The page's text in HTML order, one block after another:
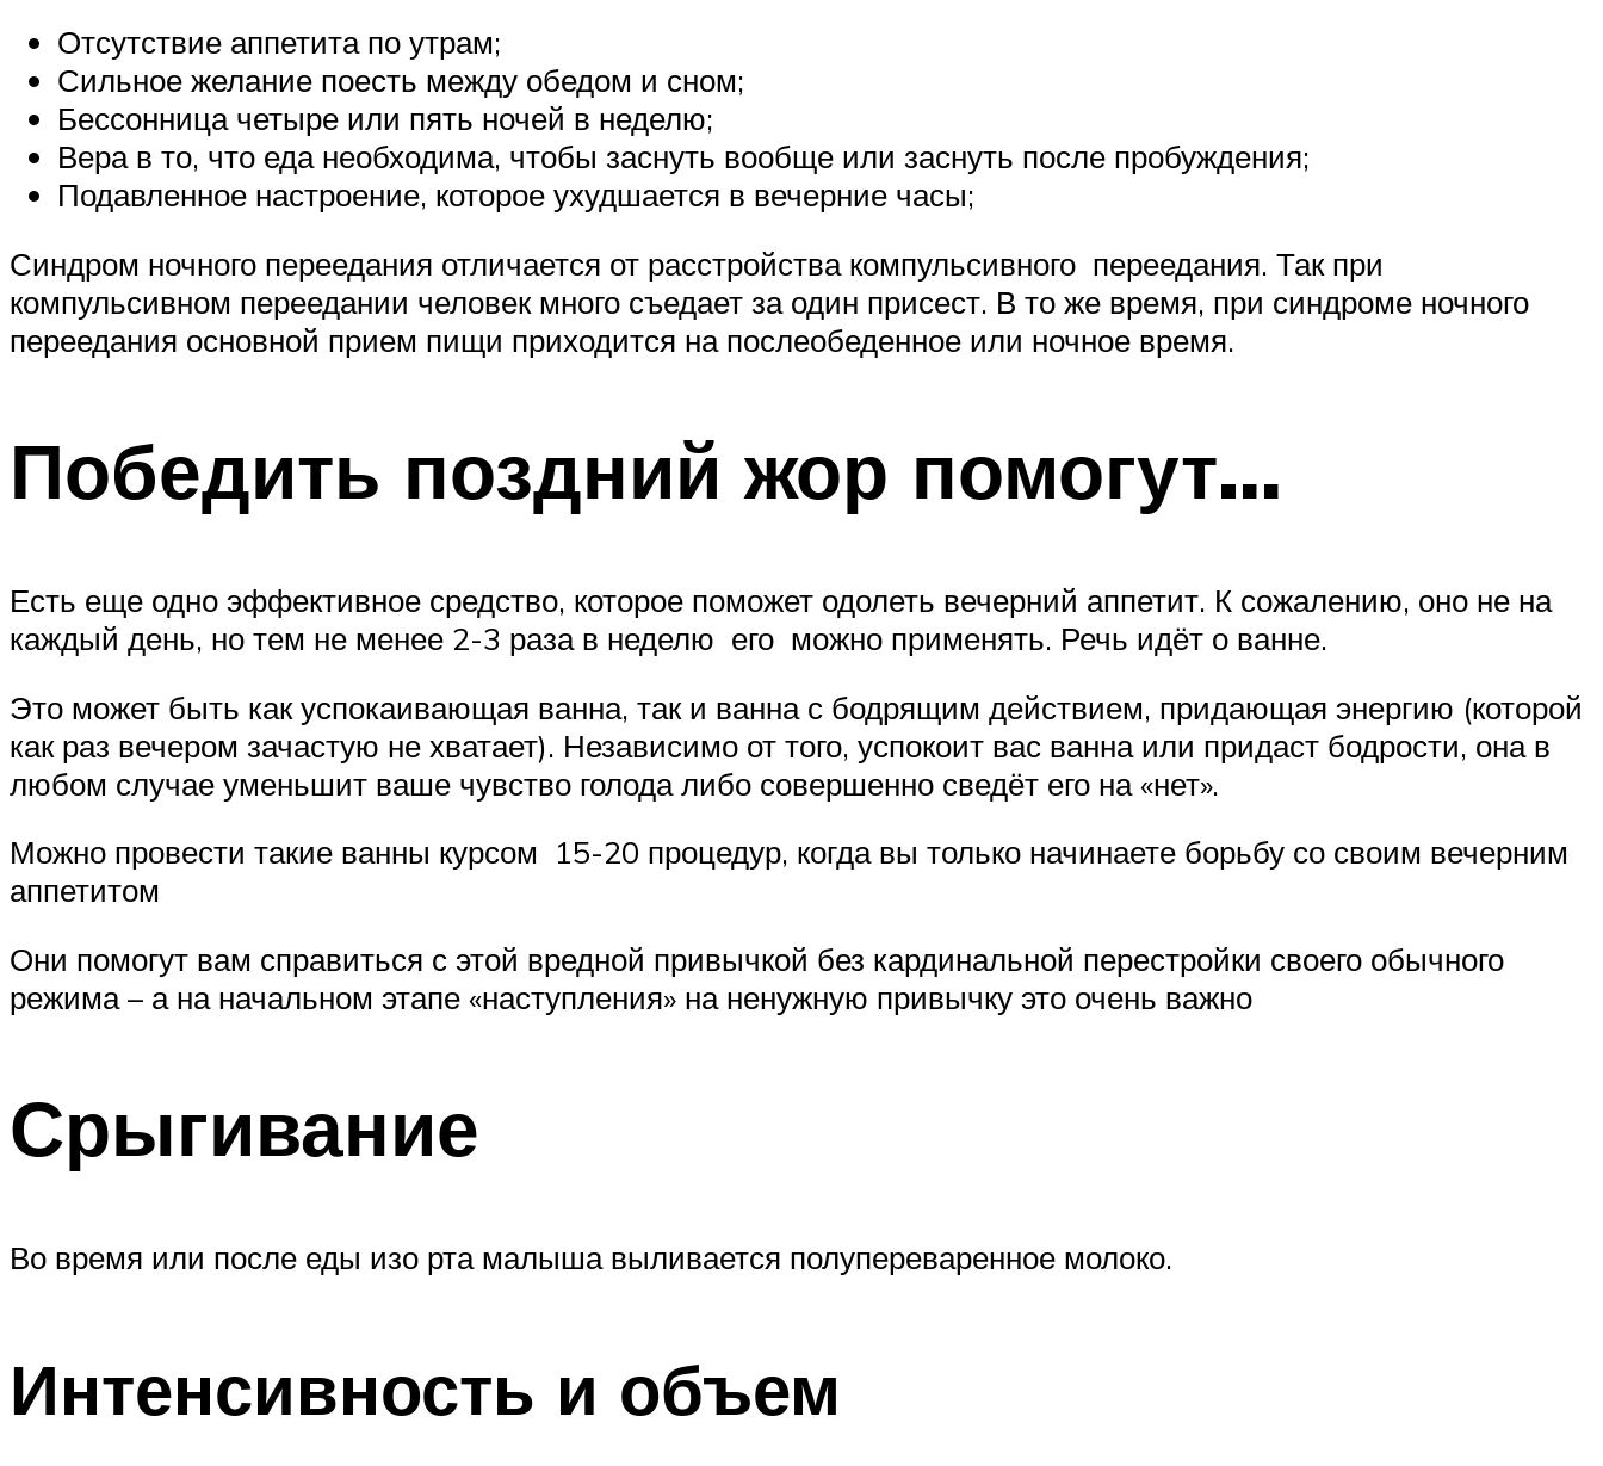
Отсутствие аппетита по утрам;
Сильное желание поесть между обедом и сном;
Бессонница четыре или пять ночей в неделю;
Вера в то, что еда необходима, чтобы заснуть вообще или заснуть после пробуждения;
Подавленное настроение, которое ухудшается в вечерние часы;
Синдром ночного переедания отличается от расстройства компульсивного переедания. Так при
компульсивном переедании человек много съедает за один присест. В то же время, при синдроме ночного
переедания основной прием пищи приходится на послеобеденное или ночное время.
Победить поздний жор помогут…
Есть еще одно эффективное средство, которое поможет одолеть вечерний аппетит. К сожалению, оно не на
каждый день, но тем не менее 2-3 раза в неделю его можно применять. Речь идёт о ванне.
Это может быть как успокаивающая ванна, так и ванна с бодрящим действием, придающая энергию (которой
как раз вечером зачастую не хватает). Независимо от того, успокоит вас ванна или придаст бодрости, она в
любом случае уменьшит ваше чувство голода либо совершенно сведёт его на «нет».
Можно провести такие ванны курсом 15-20 процедур, когда вы только начинаете борьбу со своим вечерним
аппетитом
Они помогут вам справиться с этой вредной привычкой без кардинальной перестройки своего обычного
режима – а на начальном этапе «наступления» на ненужную привычку это очень важно
Срыгивание
Во время или после еды изо рта малыша выливается полупереваренное молоко.
Интенсивность и объем